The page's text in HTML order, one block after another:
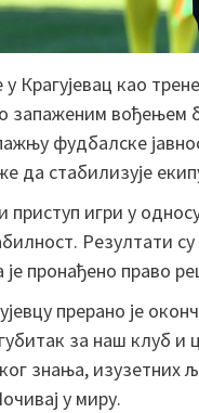
у Крагујевац као
запаженим вођењем
фудбалске
да стабилизује
игри у
Резултати
је пронађено право
прерано је
за наш клуб
знања, изузетних
у миру.